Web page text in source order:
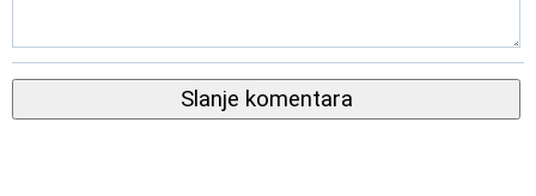
Slanje komentara